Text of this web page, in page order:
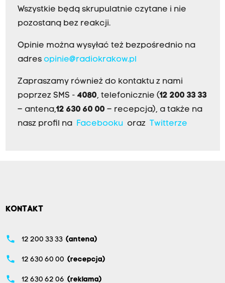
Wszystkie będą skrupulatnie czytane i nie
pozostaną bez reakcji.
Opinie można wysyłać też bezpośrednio na
adres opinie@radiokrakow.pl
Zapraszamy również do kontaktu z nami
poprzez SMS - 4080, telefonicznie (12 200 33 33
– antena,12 630 60 00 – recepcja), a także na
nasz profil na
Facebookuoraz Twitterze
KONTAKT
phone 12 200 33 33 (antena)
phone 12 630 60 00 (recepcja)
phone 12 630 62 06 (reklama)